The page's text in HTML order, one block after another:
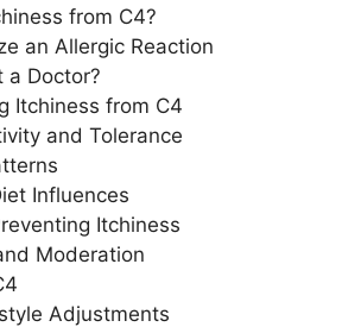
from C4?
an Allergic Reaction
a Doctor?
Itchiness from C4
and Tolerance
Influences
Itchiness
Moderation
Adjustments